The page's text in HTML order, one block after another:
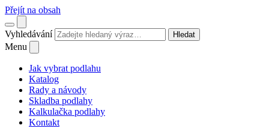
Přejít na obsah
Vyhledávání Hledat
Menu
Jak vybrat podlahu
Katalog
Rady a návody
Skladba podlahy
Kalkulačka podlahy
Kontakt